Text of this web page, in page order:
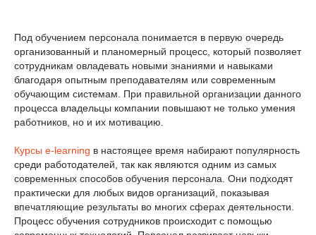
Под обучением персонала понимается в первую очередь
организованный и планомерный процесс, который позволяет
сотрудникам овладевать новыми знаниями и навыками
благодаря опытным преподавателям или современным
обучающим системам. При правильной организации данного
процесса владельцы компании повышают не только умения
работников, но и их мотивацию.
Курсы e-learning в настоящее время набирают популярность
среди работодателей, так как являются одним из самых
современных способов обучения персонала. Они подходят
практически для любых видов организаций, показывая
впечатляющие результаты во многих сферах деятельности.
Процесс обучения сотрудников происходит с помощью